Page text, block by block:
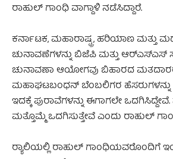
ರಾಹುಲ್ ಗಾಂಧಿ ವಾಗ್ದಾಳಿ ನಡೆಸಿದ್ದಾರೆ.
ಕರ್ನಾಟಕ, ಮಹಾರಾಷ್ಟ್ರ, ಹರಿಯಾಣ ಮತ್ತು
ಚುನಾವಣೆಗಳನ್ನು ಬಿಜೆಪಿ ಮತ್ತು ಆರ್‌ಎಸ್‌ಎಸ್
ಚುನಾವಣಾ ಆಯೋಗವು ಬಿಹಾರದ
ಮಹಾಘಟಬಂಧನ್ ಬೆಂಬಲಿಗರ ಹೆಸರುಗಳನ್ನು
ಇದಕ್ಕೆ ಪುರಾವೆಗಳನ್ನು ಈಗಾಗಲೇ ಒದಗಿಸಿದ್ದೇವೆ.
ಮತ್ತೊಮ್ಮೆ ಒದಗಿಸುತ್ತೇವೆ ಎಂದು ರಾಹುಲ್
ರ‍್ಯಾಲಿಯಲ್ಲಿ ರಾಹುಲ್ ಗಾಂಧಿಯವರೊಂದಿಗೆ